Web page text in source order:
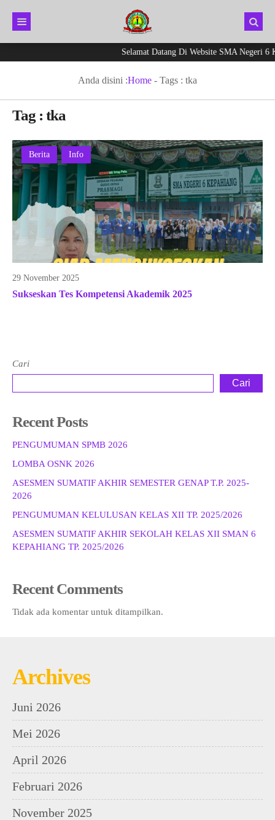
Selamat Datang Di Website SMA Negeri 6
Anda disini :Home - Tags : tka
Tag : tka
Berita Info
29 November 2025
Sukseskan Tes Kompetensi Akademik 2025
Cari
Cari
Recent Posts
PENGUMUMAN SPMB 2026
LOMBA OSNK 2026
ASESMEN SUMATIF AKHIR SEMESTER GENAP T.P. 2025-
2026
PENGUMUMAN KELULUSAN KELAS XII TP. 2025/2026
ASESMEN SUMATIF AKHIR SEKOLAH KELAS XII SMAN 6
KEPAHIANG TP. 2025/2026
Recent Comments
Tidak ada komentar untuk ditampilkan.
Archives
Juni 2026
Mei 2026
April 2026
Februari 2026
November 2025